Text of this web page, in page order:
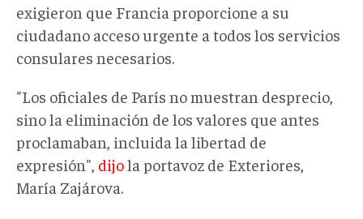
exigieron que Francia proporcione a su
ciudadano acceso urgente a todos los servicios
consulares necesarios.
"Los oficiales de París no muestran desprecio,
sino la eliminación de los valores que antes
proclamaban, incluida la libertad de
expresión", dijola portavoz de Exteriores,
María Zajárova.